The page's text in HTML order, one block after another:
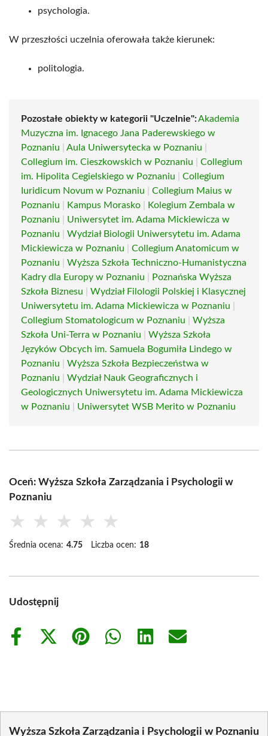
psychologia.
W przeszłości uczelnia oferowała także kierunek:
politologia.
Pozostałe obiekty w kategorii "Uczelnie":Akademia
Muzyczna im. Ignacego Jana Paderewskiego w
Poznaniu
Aula Uniwersytecka w Poznaniu
Collegium im. Cieszkowskich w Poznaniu
Collegium
im. Hipolita Cegielskiego w Poznaniu
Collegium
Iuridicum Novum w Poznaniu
Collegium Maius w
Poznaniu
Kampus Morasko
Kolegium Zembala w
Poznaniu
Uniwersytet im. Adama Mickiewicza w
Poznaniu
Wydział Biologii Uniwersytetu im. Adama
Mickiewicza w Poznaniu
Collegium Anatomicum w
Poznaniu
Wyższa Szkoła Techniczno-Humanistyczna
Kadry dla Europy w Poznaniu
Poznańska Wyższa
Szkoła Biznesu
Wydział Filologii Polskiej i Klasycznej
Uniwersytetu im. Adama Mickiewicza w Poznaniu
Collegium Stomatologicum w Poznaniu
Wyższa
Szkoła Uni-Terra w Poznaniu
Wyższa Szkoła
Języków Obcych im. Samuela Bogumiła Lindego w
Poznaniu
Wyższa Szkoła Bezpieczeństwa w
Poznaniu
Wydział Nauk Geograficznych i
Geologicznych Uniwersytetu im. Adama Mickiewicza
w Poznaniu
Uniwersytet WSB Merito w Poznaniu
Oceń: Wyższa Szkoła Zarządzania i Psychologii w
Poznaniu
★ ★ ★ ★ ★
Średnia ocena: 4.75 Liczba ocen: 18
Udostępnij
Share
Share
Share
Share
Share
Share
Wyższa Szkoła Zarządzania i Psychologii w Poznaniu